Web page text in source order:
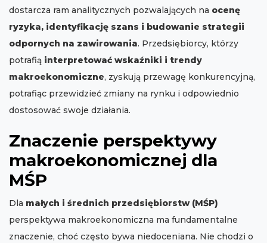
dostarcza ram analitycznych pozwalających na ocenę
ryzyka, identyfikację szans i budowanie strategii
odpornych na zawirowania. Przedsiębiorcy, którzy
potrafią interpretować wskaźniki i trendy
makroekonomiczne, zyskują przewagę konkurencyjną,
potrafiąc przewidzieć zmiany na rynku i odpowiednio
dostosować swoje działania.
Znaczenie perspektywy
makroekonomicznej dla
MŚP
Dla małych i średnich przedsiębiorstw (MŚP)
perspektywa makroekonomiczna ma fundamentalne
znaczenie, choć często bywa niedoceniana. Nie chodzi o